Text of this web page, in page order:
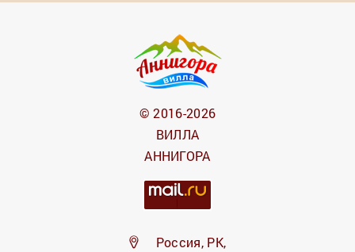
© 2016-2026
ВИЛЛА
АННИГОРА
Россия, РК,